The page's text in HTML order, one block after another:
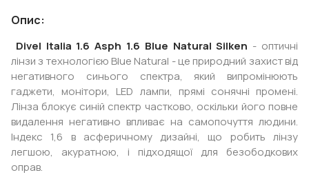
Опис:
Divel Italia 1.6 Asph 1.6 Blue Natural Silken - оптичні
лінзи з технологією Blue Natural - це природний захист від
негативного синього спектра, який випромінюють
гаджети, монітори, LED лампи, прямі сонячні промені.
Лінза блокує синій спектр частково, оскільки його повне
видалення негативно впливає на самопочуття людини.
Індекс 1,6 в асферичному дизайні, що робить лінзу
легшою, акуратною, і підходящої для безободкових
оправ.